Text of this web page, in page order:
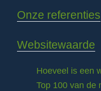
Onze referenties
Websitewaarde
Hoeveel is een
Top 100 van de